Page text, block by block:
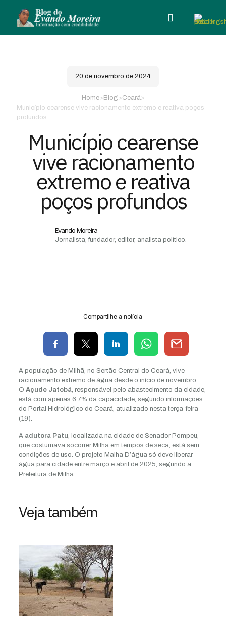
20 de novembro de 2024
Home> Blog>Ceará>
Município cearense vive racionamento extremo e reativa poços
profundos
Município cearense
vive racionamento
extremo e reativa
poços profundos
Evando Moreira
Jornalista, fundador, editor, analista político.
Compartilhe a notícia
A população de Milhã, no Sertão Central do Ceará, vive
racionamento extremo de água desde o início de novembro.
O Açude Jatobá, responsável pelo abastecimento da cidade,
está com apenas 6,7% da capacidade, segundo informações
do Portal Hidrológico do Ceará, atualizado nesta terça-feira
(19).
Aadutora Patu, localizada na cidade de Senador Pompeu,
que costumava socorrer Milhã em tempos de seca, está sem
condições de uso. O projeto Malha D’água só deve liberar
água para cidade entre março e abril de 2025, segundo a
Prefeitura de Milhã.
Veja também